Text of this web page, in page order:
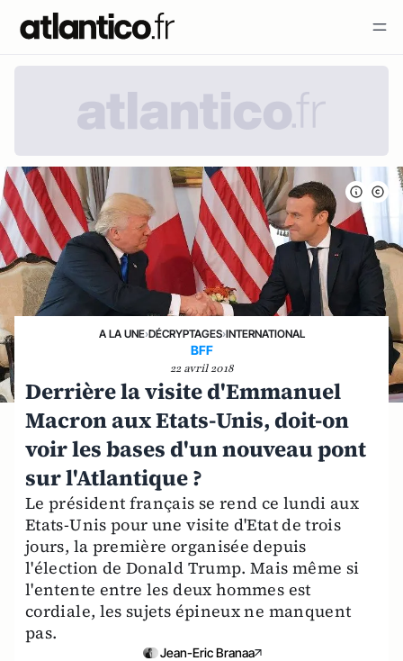
A LA UNE›DÉCRYPTAGES›INTERNATIONAL
BFF
22 avril 2018
Derrière la visite d'Emmanuel
Macron aux Etats-Unis, doit-on
voir les bases d'un nouveau pont
sur l'Atlantique ?
Le président français se rend ce lundi aux
Etats-Unis pour une visite d'Etat de trois
jours, la première organisée depuis
l'élection de Donald Trump. Mais même si
l'entente entre les deux hommes est
cordiale, les sujets épineux ne manquent
pas.
Jean-Eric Branaa